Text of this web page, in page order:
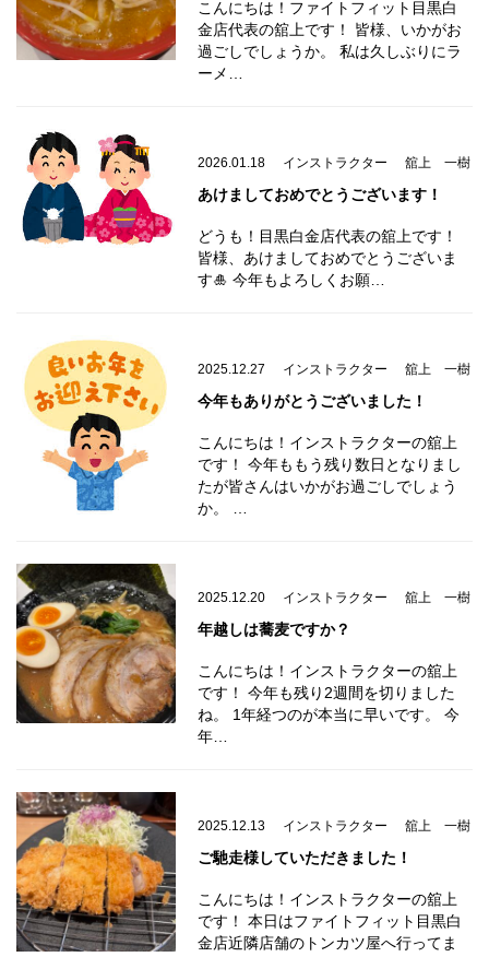
こんにちは！ファイトフィット目黒白
金店代表の舘上です！ 皆様、いかがお
過ごしでしょうか。 私は久しぶりにラ
ーメ…
2026.01.18 インストラクター 舘上 一樹
あけましておめでとうございます！
どうも！目黒白金店代表の舘上です！
皆様、あけましておめでとうございま
す🎍 今年もよろしくお願…
2025.12.27 インストラクター 舘上 一樹
今年もありがとうございました！
こんにちは！インストラクターの舘上
です！ 今年ももう残り数日となりまし
たが皆さんはいかがお過ごしでしょう
か。 …
2025.12.20 インストラクター 舘上 一樹
年越しは蕎麦ですか？
こんにちは！インストラクターの舘上
です！ 今年も残り2週間を切りました
ね。 1年経つのが本当に早いです。 今
年…
2025.12.13 インストラクター 舘上 一樹
ご馳走様していただきました！
こんにちは！インストラクターの舘上
です！ 本日はファイトフィット目黒白
金店近隣店舗のトンカツ屋へ行ってま